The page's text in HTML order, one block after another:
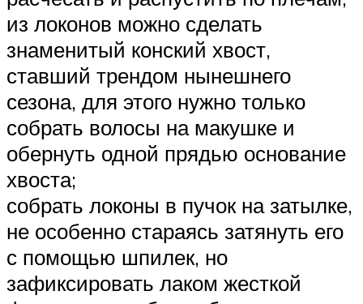
из локонов можно сделать
знаменитый конский хвост,
ставший трендом нынешнего
сезона, для этого нужно только
собрать волосы на макушке и
обернуть одной прядью основание
хвоста;
собрать локоны в пучок на затылке,
не особенно стараясь затянуть его
с помощью шпилек, но
зафиксировать лаком жесткой